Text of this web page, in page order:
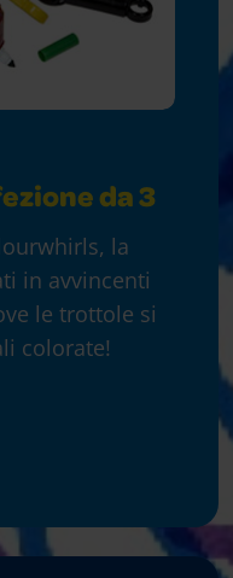
da 3
la
in avvincenti
le trottole si
colorate!